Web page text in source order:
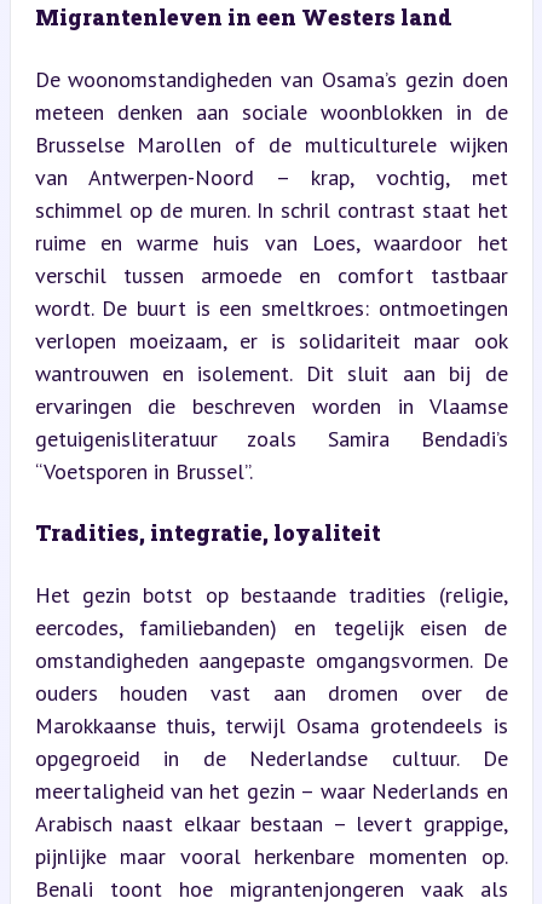
Migrantenleven in een Westers land
De woonomstandigheden van Osama’s gezin doen
meteen denken aan sociale woonblokken in de
Brusselse Marollen of de multiculturele wijken
van Antwerpen-Noord – krap, vochtig, met
schimmel op de muren. In schril contrast staat het
ruime en warme huis van Loes, waardoor het
verschil tussen armoede en comfort tastbaar
wordt. De buurt is een smeltkroes: ontmoetingen
verlopen moeizaam, er is solidariteit maar ook
wantrouwen en isolement. Dit sluit aan bij de
ervaringen die beschreven worden in Vlaamse
getuigenisliteratuur zoals Samira Bendadi’s
“Voetsporen in Brussel”.
Tradities, integratie, loyaliteit
Het gezin botst op bestaande tradities (religie,
eercodes, familiebanden) en tegelijk eisen de
omstandigheden aangepaste omgangsvormen. De
ouders houden vast aan dromen over de
Marokkaanse thuis, terwijl Osama grotendeels is
opgegroeid in de Nederlandse cultuur. De
meertaligheid van het gezin – waar Nederlands en
Arabisch naast elkaar bestaan – levert grappige,
pijnlijke maar vooral herkenbare momenten op.
Benali toont hoe migrantenjongeren vaak als